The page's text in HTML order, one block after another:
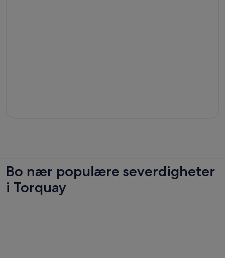
Bo nær populære severdigheter
i Torquay